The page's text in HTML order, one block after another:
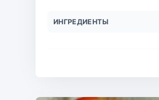
ИНГРЕДИЕНТЫ